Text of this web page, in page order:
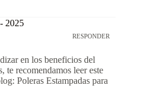
2025
RESPONDER
en los beneficios del
te recomendamos leer este
Poleras Estampadas para